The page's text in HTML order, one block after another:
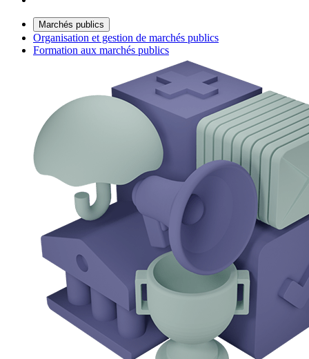
Marchés publics
Organisation et gestion de marchés publics
Formation aux marchés publics